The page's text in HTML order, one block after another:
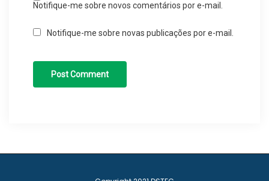
Notifique-me sobre novos comentários por e-mail.
Notifique-me sobre novas publicações por e-mail.